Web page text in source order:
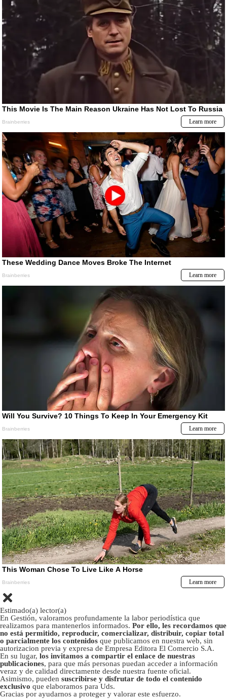
Estimado(a) lector(a)
En Gestión, valoramos profundamente la labor periodística que
realizamos para mantenerlos informados. Por ello, les recordamos que
no está permitido, reproducir, comercializar, distribuir, copiar total
o parcialmente los contenidos que publicamos en nuestra web, sin
autorizacion previa y expresa de Empresa Editora El Comercio S.A.
En su lugar, los invitamos a compartir el enlace de nuestras
publicaciones, para que más personas puedan acceder a información
veraz y de calidad directamente desde nuestra fuente oficial.
Asimismo, pueden suscribirse y disfrutar de todo el contenido
exclusivo que elaboramos para Uds.
Gracias por ayudarnos a proteger y valorar este esfuerzo.